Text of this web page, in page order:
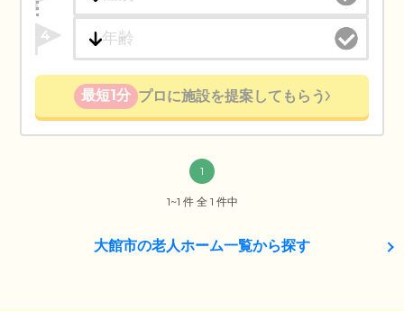
4
最短1分 プロに施設を提案してもらう
1
1~1 件 全 1 件中
大館市の老人ホーム一覧から探す